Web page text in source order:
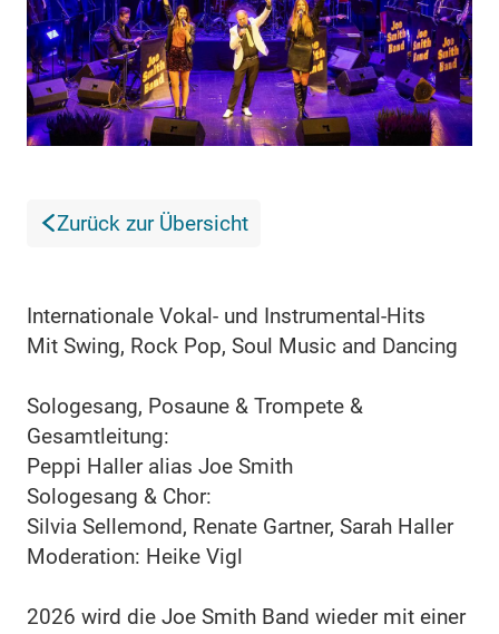
Zurück zur Übersicht
Internationale Vokal- und Instrumental-Hits
Mit Swing, Rock Pop, Soul Music and Dancing
Sologesang, Posaune & Trompete &
Gesamtleitung:
Peppi Haller alias Joe Smith
Sologesang & Chor:
Silvia Sellemond, Renate Gartner, Sarah Haller
Moderation: Heike Vigl
2026 wird die Joe Smith Band wieder mit einer